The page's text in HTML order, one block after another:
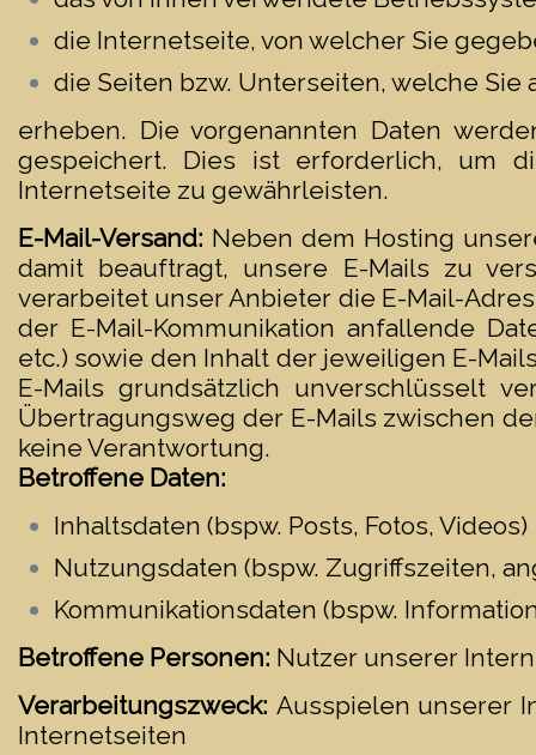
die Internetseite, von welcher Sie
die Seiten bzw. Unterseiten, welche
erheben. Die vorgenannten Daten
gespeichert. Dies ist erforderlich, um
Internetseite zu gewährleisten.
E-Mail-Versand: Neben dem Hosting
damit beauftragt, unsere E-Mails zu
verarbeitet unser Anbieter die E-Mail-
der E-Mail-Kommunikation anfallende
etc.) sowie den Inhalt der jeweiligen E-
E-Mails grundsätzlich unverschlüsselt
Übertragungsweg der E-Mails zwischen
keine Verantwortung.
Betroffene Daten:
Inhaltsdaten (bspw. Posts, Fotos, Videos)
Nutzungsdaten (bspw. Zugriffszeiten,
Kommunikationsdaten (bspw.
Betroffene Personen: Nutzer unserer
Verarbeitungszweck: Ausspielen unserer
Internetseiten